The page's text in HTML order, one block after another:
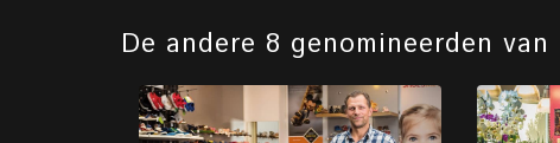
De andere 8 genomineerden van